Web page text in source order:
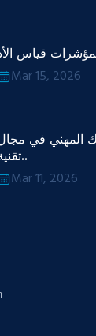
Mar 15, 2026
المهني في
تقنية..
Mar 11, 2026